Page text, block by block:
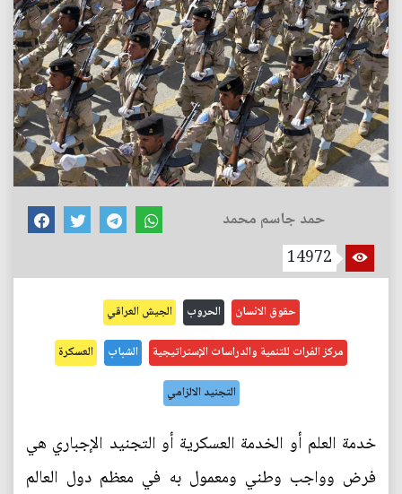
حمد جاسم محمد
14972
حقوق الانسان الحروب الجيش العراقي
مركز الفرات للتنمية والدراسات الإستراتيجية الشباب العسكرة
التجنيد الالزامي
خدمة العلم أو الخدمة العسكرية أو التجنيد الإجباري هي
فرض وواجب وطني ومعمول به في معظم دول العالم